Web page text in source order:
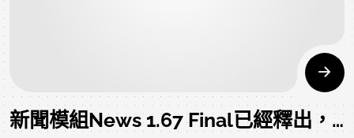
新聞模組News 1.67 Final已經釋出，支援XOOPS2.5.5版本。